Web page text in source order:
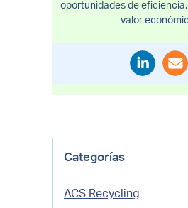
oportunidades de
valor
Categorías
ACS Recycling